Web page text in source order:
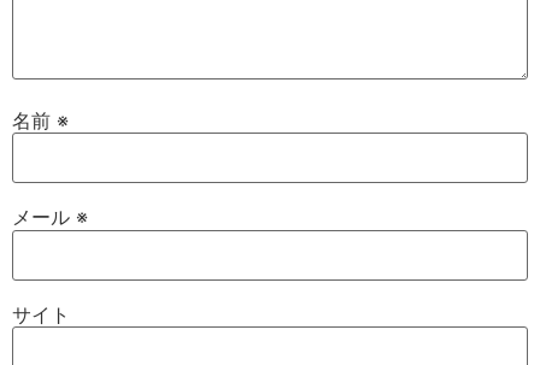
名前 ※
メール ※
サイト